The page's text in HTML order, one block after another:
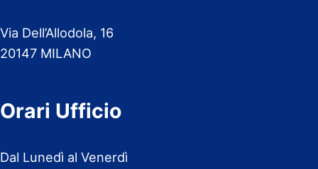
Via Dell’Allodola, 16
20147 MILANO
Orari Ufficio
Dal Lunedì al Venerdì